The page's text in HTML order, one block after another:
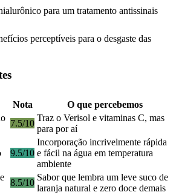
para um tratamento antissinais
perceptíveis para o desgaste das
Nota
O que percebemos
7.5/10
Traz o Verisol e vitaminas C, mas
para por aí
9.5/10
Incorporação incrivelmente rápida
e fácil na água em temperatura
ambiente
8.5/10
Sabor que lembra um leve suco de
laranja natural e zero doce demais